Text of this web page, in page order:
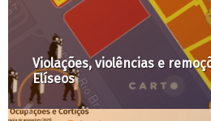
Violações, violências e
Elíseos